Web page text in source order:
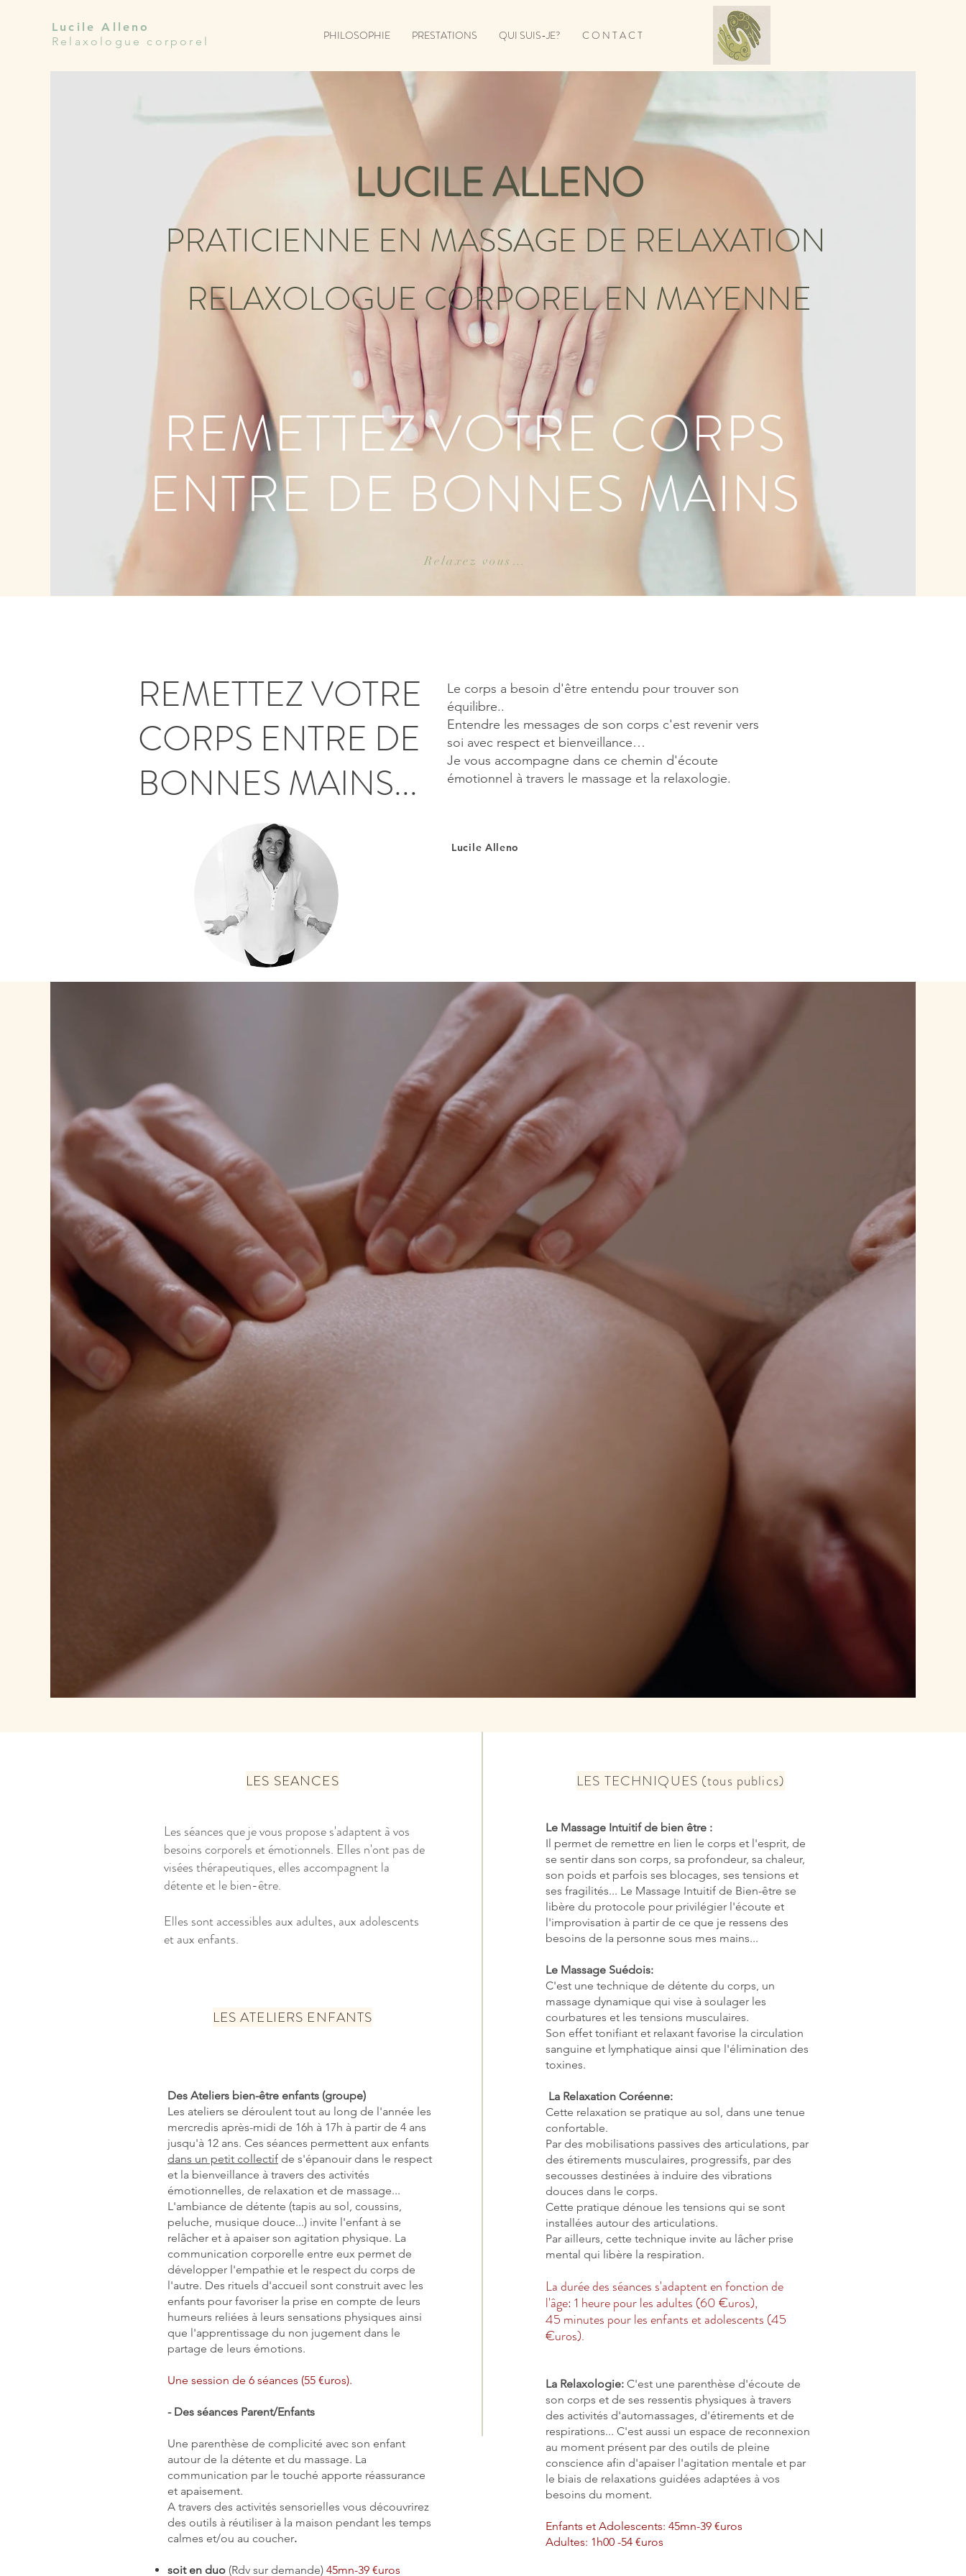
Lucile Alleno
Relaxologue corporel
PHILOSOPHIE PRESTATIONS QUI SUIS-JE? C O N T A C T
LUCILE ALLENO
PRATICIENNE EN MASSAGE DE RELAXATION
RELAXOLOGUE CORPORELEN MAYENNE
REMETTEZ VOTRE CORPS
ENTRE DE BONNES MAINS
Relaxez vous…
REMETTEZ VOTRE
CORPS ENTRE DE
BONNES MAINS...
Le corps a besoin d'être entendu pour trouver son
équilibre..
Entendre les messages de son corps c'est revenir vers
soi avec respect et bienveillance…
Je vous accompagne dans ce chemin d'écoute
émotionnel à travers le massage et la relaxologie.
Lucile Alleno
LES SEANCES LES TECHNIQUES (tous publics)
LES ATELIERS ENFANTS
Les séances que je vous propose s'adaptent à vos
besoins corporels etémotionnels. Elles n'ont pas de
visées thérapeutiques, elles accompagnentla
détente et le bien-être.
Elles sont accessibles aux adultes, aux adolescents
et aux enfants.
Le Massage Intuitif de bien être :
Il permet de remettre en lien le corps et l'esprit, de
se sentir dans son corps, sa profondeur, sa chaleur,
son poids et parfois ses blocages, ses tensions et
ses fragilités... Le Massage Intuitif de Bien-être se
libère du protocole pour privilégier l'écoute et
l'improvisation à partir de ce que je ressens des
besoins de la personne sous mes mains...
Le Massage Suédois:
C'est une technique de détente du corps, un
massage dynamique qui vise à soulager les
courbatures et les tensions musculaires.
Son effet tonifiant et relaxant favorise la circulation
sanguine et lymphatique ainsi que l'élimination des
toxines.
La Relaxation Coréenne:
Cette relaxation se pratique au sol, dans une tenue
confortable.
Par des mobilisations passives des articulations, par
des étirements musculaires, progressifs, par des
secousses destinées à induire des vibrations
douces dans le corps.
Cette pratique dénoue les tensions qui se sont
installées autour des articulations.
Par ailleurs, cette technique invite au lâcher prise
mental qui libère la respiration.
La durée des séances s'adaptent en fonction de
l'âge: 1 heure pour les adultes (60 €uros),
45 minutes pour les enfants et adolescents (45
€uros).
La Relaxologie: C'est une parenthèse d'écoute de
son corps et de ses ressentis physiques à travers
des activités d'automassages, d'étirements et de
respirations... C'est aussi un espace de reconnexion
au moment présent par des outils de pleine
conscience afin d'apaiser l'agitation mentale et par
le biais de relaxations guidées adaptées à vos
besoins du moment.
Enfants et Adolescents: 45mn-39 €uros
Adultes: 1h00 -54 €uros
Des Ateliers bien-être enfants (groupe)
Les ateliers se déroulent tout au long de l'année les
mercredis après-midi de 16h à 17h à partir de 4 ans
jusqu'à 12 ans. Ces séances permettent aux enfants
dans un petit collectif de s'épanouir dans le respect
et la bienveillance à travers des activités
émotionnelles, de relaxation et de massage...
L'ambiance de détente (tapis au sol, coussins,
peluche, musique douce...) invite l'enfant à se
relâcher et à apaiser son agitation physique. La
communication corporelle entre eux permet de
développer l'empathie et le respect du corps de
l'autre. Des rituels d'accueil sont construit avec les
enfants pour favoriser la prise en compte de leurs
humeurs reliées à leurs sensations physiques ainsi
que l'apprentissage du non jugement dans le
partage de leurs émotions.
Une session de 6 séances (55 €uros).
- Des séances Parent/Enfants
Une parenthèse de complicité avec son enfant
autour de la détente et du massage. La
communication par le touché apporte réassurance
et apaisement.
A travers des activités sensorielles vous découvrirez
des outils à réutiliser à la maison pendant les temps
calmes et/ou au coucher.
soit en duo (Rdv sur demande) 45mn-39 €uros